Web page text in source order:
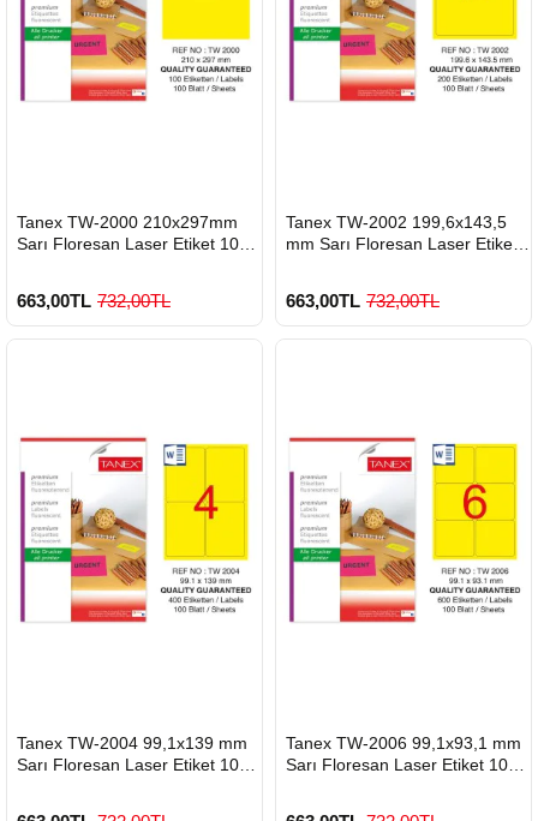
900 TL Üzeri Kargo Ücretsiz 900 TL Üzeri Kargo Ücretsiz
GÖNDERİ
900 TL Üzeri Kargo Ücretsiz
Tanex TW-2000 210x297mm
Sarı Floresan Laser Etiket 100
663,00TL 732,00TL
GÖNDERİ
900 TL Üzeri Kargo Ücretsiz
Tanex TW-2002 199,6x143,5
mm Sarı Floresan Laser Etiket
663,00TL 732,00TL
GÖNDERİ
Tanex TW-2004 99,1x139 mm
Sarı Floresan Laser Etiket 100
GÖNDERİ
Tanex TW-2006 99,1x93,1 mm
Sarı Floresan Laser Etiket 100